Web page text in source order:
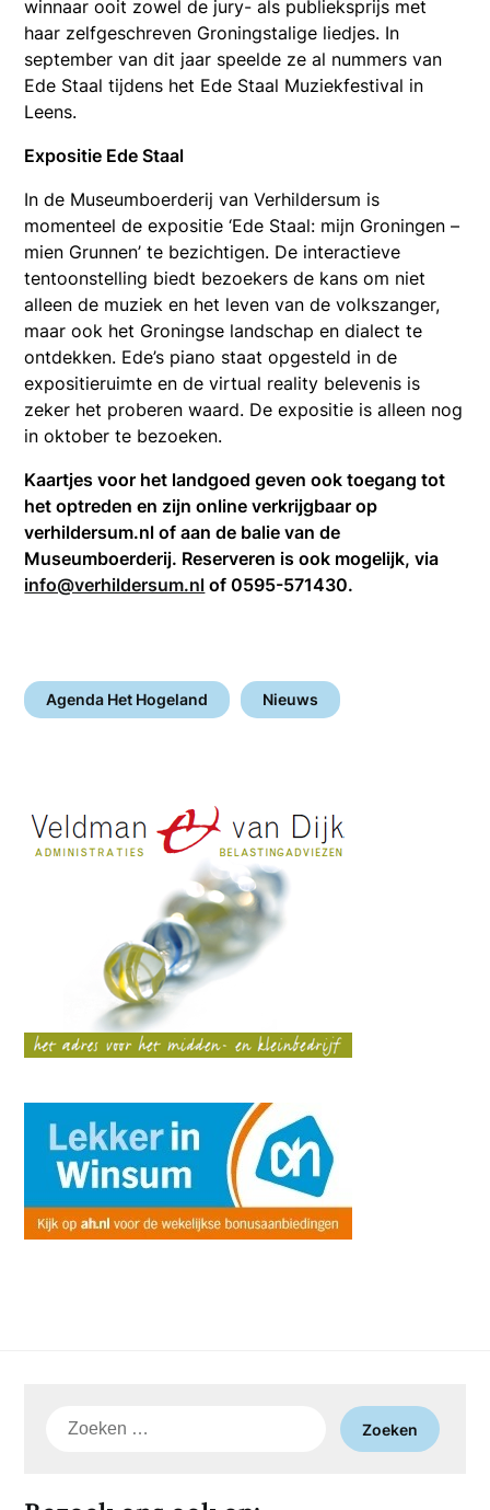
winnaar ooit zowel de jury- als publieksprijs met
haar zelfgeschreven Groningstalige liedjes. In
september van dit jaar speelde ze al nummers van
Ede Staal tijdens het Ede Staal Muziekfestival in
Leens.
Expositie Ede Staal
In de Museumboerderij van Verhildersum is
momenteel de expositie ‘Ede Staal: mijn Groningen –
mien Grunnen’ te bezichtigen. De interactieve
tentoonstelling biedt bezoekers de kans om niet
alleen de muziek en het leven van de volkszanger,
maar ook het Groningse landschap en dialect te
ontdekken. Ede’s piano staat opgesteld in de
expositieruimte en de virtual reality belevenis is
zeker het proberen waard. De expositie is alleen nog
in oktober te bezoeken.
Kaartjes voor het landgoed geven ook toegang tot
het optreden en zijn online verkrijgbaar op
verhildersum.nl of aan de balie van de
Museumboerderij. Reserveren is ook mogelijk, via
info@verhildersum.nl of 0595-571430.
Agenda Het Hogeland Nieuws
Zoeken